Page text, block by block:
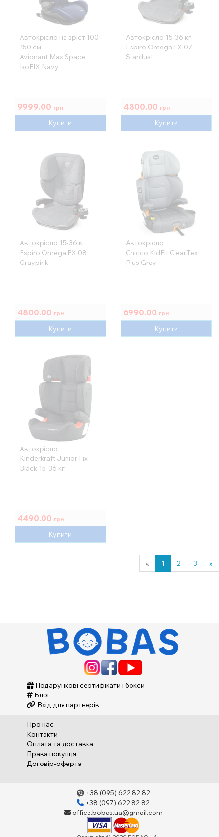
Автокрісло на зріст 100-
150 см.
Avionaut Max Space
IsoFIX Navy
9999.00 грн
Купити
Автокрісло 15-36 кг.
Espiro Omega FX 07
Stardust
4800.00 грн
Купити
Автокрісло 15-36 кг.
Espiro Omega FX 08
Graypink
4800.00 грн
Купити
Автокрісло
Chicco KidFit ClearTex
Plus Gray
6990.00 грн
Купити
Автокрісло
Kinderkraft Junior Fix
Black 15-36 кг
4490.00 грн
Купити
« 1 2 3 »
Подарункові сертифікати і бокси
Блог
Вхід для партнерів
Про нас
Контакти
Оплата та доставка
Права покупця
Договір-оферта
+38 (095) 622 82 82
+38 (097) 622 82 82
office.bobas.ua@gmail.com